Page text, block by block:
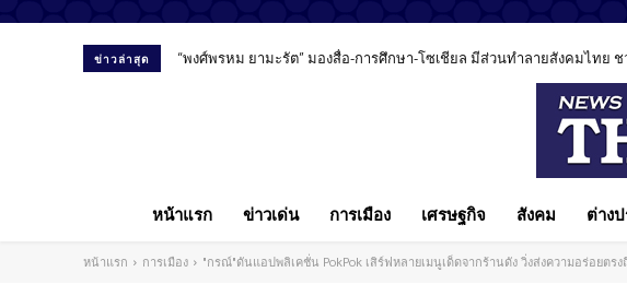
ข่าวล่าสุด เพจ Mappa ออกจดหมายเปิดผนึกถึงสื่อมวลชน ขอรายงานข่าวเหตุรุนแรง
หน้าแรก ข่าวเด่น การเมือง เศรษฐกิจ สังคม ต่าง
หน้าแรก การเมือง "กรณ์"ดันแอปพลิเคชั่น PokPok เสิร์ฟหลายเมนูเด็ดจากร้านดัง วิ่งส่งความอร่อยต